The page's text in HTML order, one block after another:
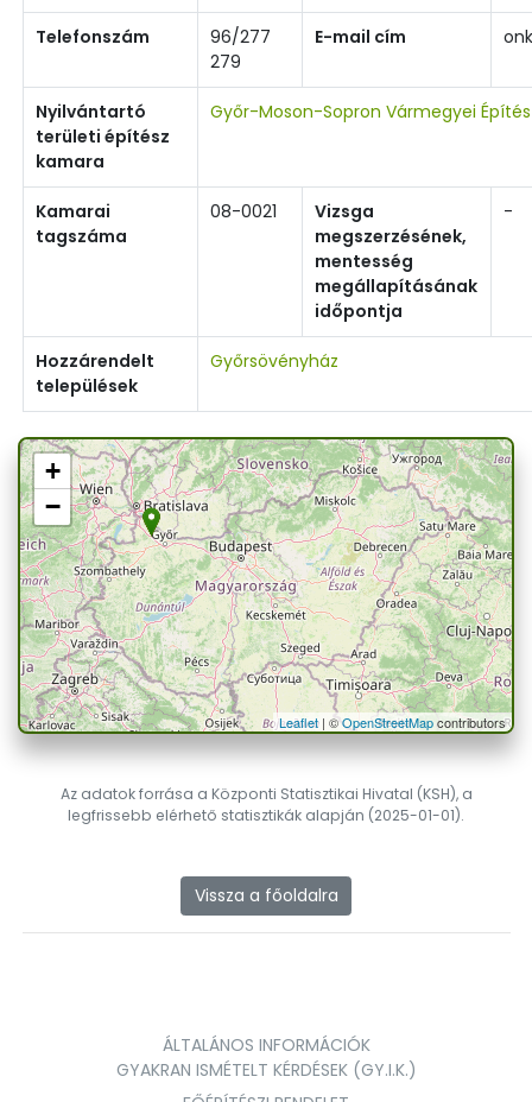
Telefonszám
96/277
279
E-mail cím
Nyilvántartó
területi építész
kamara
Győr-Moson-Sopron Vármegyei
Kamarai
tagszáma
08-0021
Vizsga
megszerzésének,
mentesség
megállapításának
időpontja
-
Hozzárendelt
települések
Győrsövényház
+
−
Leaflet| ©OpenStreetMapcontributors
Az adatok forrása a Központi Statisztikai Hivatal (KSH), a
legfrissebb elérhető statisztikák alapján (2025-01-01).
Vissza a főoldalra
ÁLTALÁNOS INFORMÁCIÓK
GYAKRAN ISMÉTELT KÉRDÉSEK (GY.I.K.)